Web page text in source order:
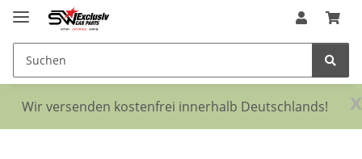
x
Wir versenden kostenfrei innerhalb Deutschlands!